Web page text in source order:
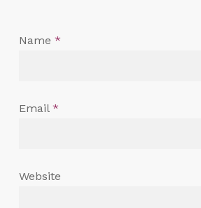
Name *
Email *
Website